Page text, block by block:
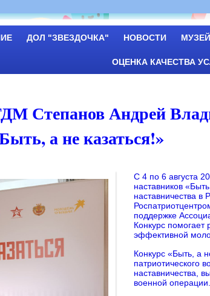
ДОЛ "ЗВЕЗДОЧКА" НОВОСТИ МУЗЕЙ
ОЦЕНКА КАЧЕСТВА
Степанов Андрей
а не казаться!»
С 4 по 6 августа
наставников
наставничества
поддержке
Конкурс помогает
эффективной
Конкурс «Быть, а
патриотического
наставничества,
военной операции.